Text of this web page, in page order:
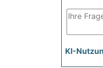
KI-